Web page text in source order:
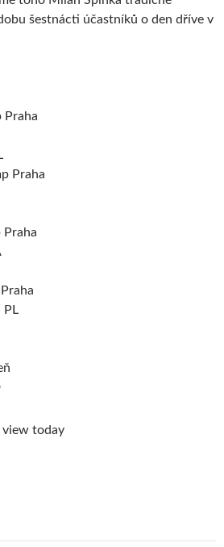
šestnácti účastníků o den dříve v
Praha
Praha
Praha
PL
today